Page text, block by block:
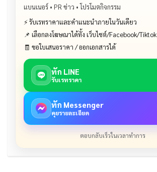
แบนเนอร์ • PR ข่าว • โปรโมตกิจกรรม
⚡ รับเรทราคาและคำแนะนำภายในวันเดียว
📌 เลือกลงโฆษณาได้ทั้ง เว็บไซต์/Facebook/Tiktok
🧾 ขอใบเสนอราคา / ออกเอกสารได้
ทัก LINE
รับเรทราคา
ทัก Messenger
คุยรายละเอียด
ตอบกลับเร็วในเวลาทำการ